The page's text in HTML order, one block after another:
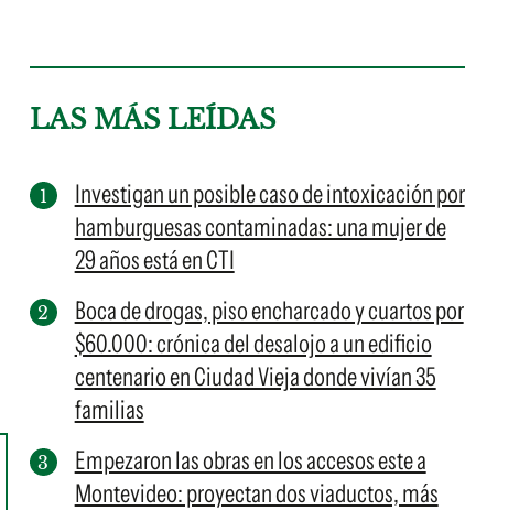
LAS MÁS LEÍDAS
Investigan un posible caso de intoxicación por
hamburguesas contaminadas: una mujer de
29 años está en CTI
Boca de drogas, piso encharcado y cuartos por
$60.000: crónica del desalojo a un edificio
centenario en Ciudad Vieja donde vivían 35
familias
Empezaron las obras en los accesos este a
Montevideo: proyectan dos viaductos, más